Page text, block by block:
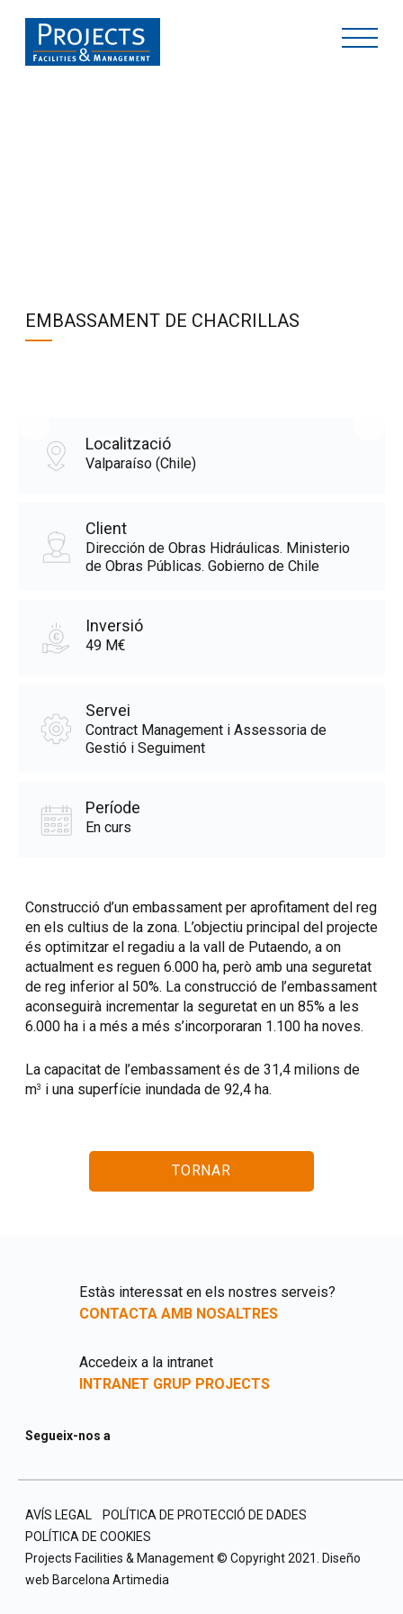
EMBASSAMENT DE CHACRILLAS
Localització
Valparaíso (Chile)
Client
Dirección de Obras Hidráulicas. Ministerio
de Obras Públicas. Gobierno de Chile
Inversió
49 M€
Servei
Contract Management i Assessoria de
Gestió i Seguiment
Període
En curs
Construcció d’un embassament per aprofitament del reg
en els cultius de la zona. L’objectiu principal del projecte
és optimitzar el regadiu a la vall de Putaendo, a on
actualment es reguen 6.000 ha, però amb una seguretat
de reg inferior al 50%. La construcció de l’embassament
aconseguirà incrementar la seguretat en un 85% a les
6.000 ha i a més a més s’incorporaran 1.100 ha noves.
La capacitat de l’embassament és de 31,4 milions de
m3 i una superfície inundada de 92,4 ha.
TORNAR
Estàs interessat en els nostres serveis?
CONTACTA AMB NOSALTRES
Accedeix a la intranet
INTRANET GRUP PROJECTS
Segueix-nos a
AVÍS LEGAL
POLÍTICA DE PROTECCIÓ DE DADES
POLÍTICA DE COOKIES
Projects Facilities & Management © Copyright 2021. Diseño
web Barcelona Artimedia